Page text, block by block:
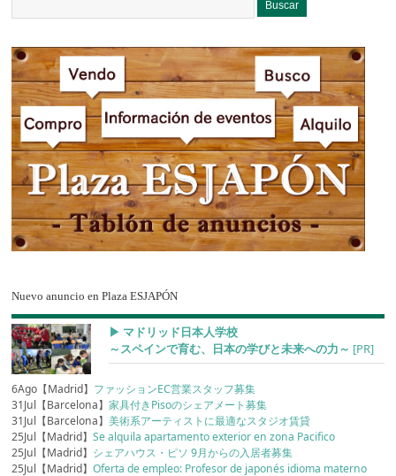
Nuevo anuncio en Plaza ESJAPÓN
▶︎ マドリッド日本人学校
～スペインで育む、日本の学びと未来への力～ [PR]
6Ago【Madrid】 ファッションEC営業スタッフ募集
31Jul【Barcelona】家具付きPisoのシェアメート募集
31Jul【Barcelona】美術系アーティストに最適なスタジオ賃貸
25Jul【Madrid】Se alquila apartamento exterior en zona Pacifico
25Jul【Madrid】 シェアハウス・ピソ 9月からの入居者募集
25Jul【Madrid】Oferta de empleo: Profesor de japonés idioma materno